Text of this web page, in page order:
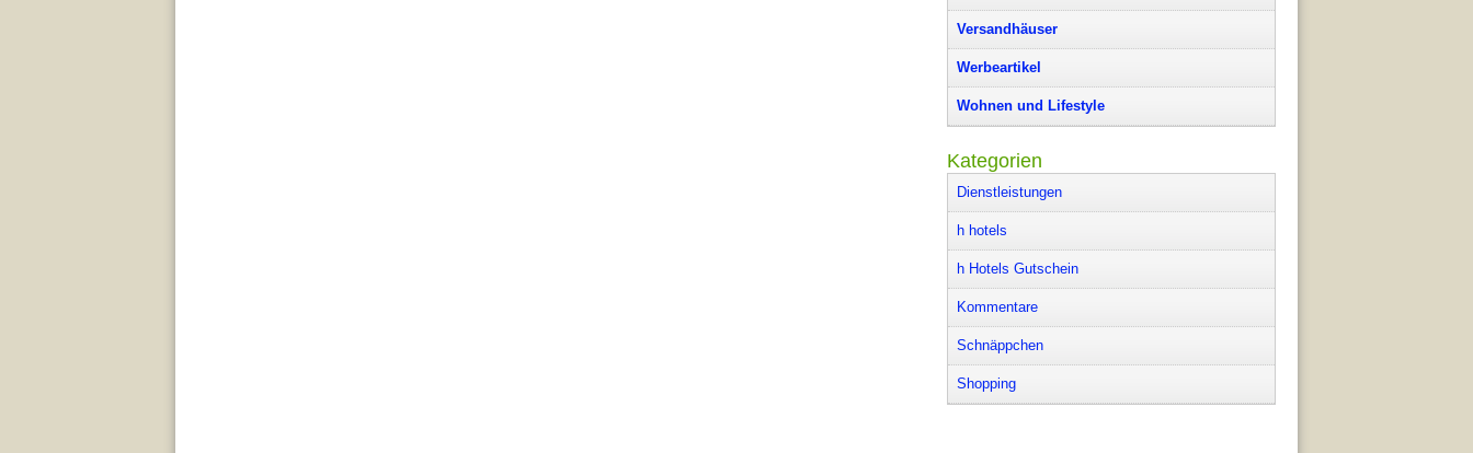
Versandhäuser
Werbeartikel
Wohnen und Lifestyle
Kategorien
Dienstleistungen
h hotels
h Hotels Gutschein
Kommentare
Schnäppchen
Shopping